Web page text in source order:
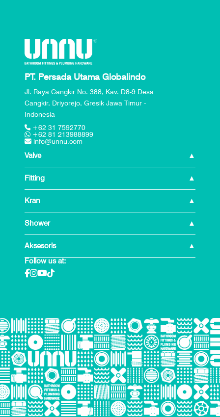
PT. Persada Utama Globalindo
Jl. Raya Cangkir No. 388, Kav. D8-9 Desa
Cangkir, Driyorejo, Gresik Jawa Timur -
Indonesia
+62 31 7592770
+62 81 213988899
info@unnu.com
Valve
Fitting
Kran
Shower
Aksesoris
Follow us at: